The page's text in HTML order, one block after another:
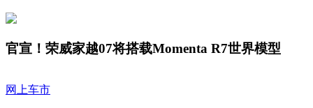
官宣！荣威家越07将搭载Momenta R7世界模型
网上车市